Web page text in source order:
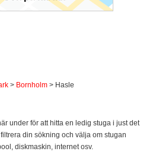
> Bornholm > Hasle
under för att hitta en ledig stuga i just det
din sökning och välja om stugan
diskmaskin, internet osv.